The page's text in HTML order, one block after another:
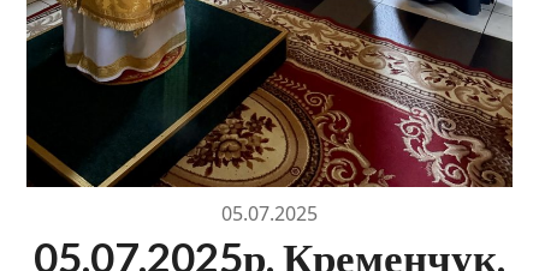
05.07.2025
05.07.2025р. Кременчук.